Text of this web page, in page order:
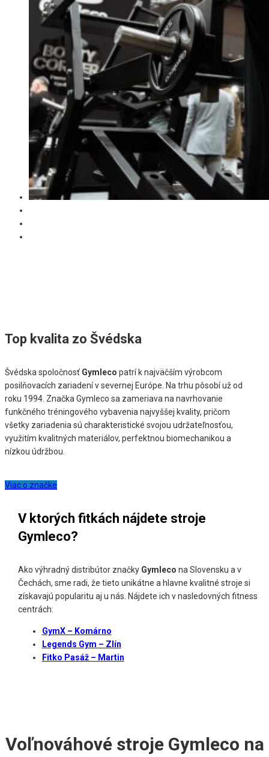
Top kvalita zo Švédska
Švédska spoločnosť Gymleco patrí k najväčším výrobcom
posilňovacích zariadení v severnej Európe. Na trhu pôsobí už od
roku 1994. Značka Gymleco sa zameriava na navrhovanie
funkčného tréningového vybavenia najvyššej kvality, pričom
všetky zariadenia sú charakteristické svojou udržateľnosťou,
využitím kvalitných materiálov, perfektnou biomechanikou a
nízkou údržbou.
Viac o značke
V ktorých fitkách nájdete stroje
Gymleco?
Ako výhradný distribútor značky Gymleco na Slovensku a v
Čechách, sme radi, že tieto unikátne a hlavne kvalitné stroje si
získavajú popularitu aj u nás. Nájdete ich v nasledovných fitness
centrách:
GymX – Komárno
Legends Gym – Zlín
Fitko Pasáž – Martin
Voľnováhové stroje Gymleco na